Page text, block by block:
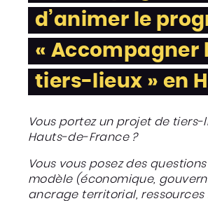
d’animer le
« Accompagner
tiers-lieux » en
Vous portez un projet de tiers-
Hauts-de-France ?
Vous vous posez des
modèle (économique,
ancrage territorial, ressources